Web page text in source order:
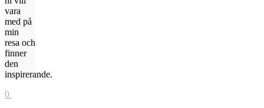
vara
med på
min
resa och
finner
den
inspirerande.
0